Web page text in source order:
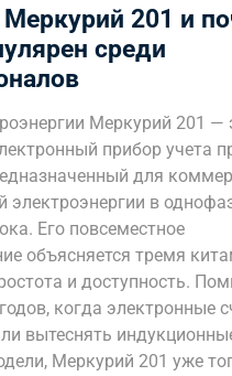
Меркурий 201 и
среди
Меркурий 201 —
прибор учета
для
электроэнергии в
Его повсеместное
объясняется тремя
и доступность.
когда электронные
вытеснять
Меркурий 201 уже